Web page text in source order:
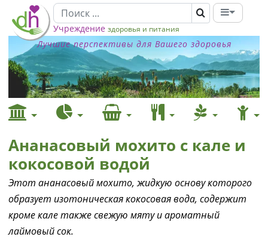
Учреждение здоровья и питания
Лучшие перспективы для Вашего здоровья
Ананасовый мохито с кале и
кокосовой водой
Этот ананасовый мохито, жидкую основу которого
образует изотоническая кокосовая вода, содержит
кроме кале также свежую мяту и ароматный
лаймовый сок.